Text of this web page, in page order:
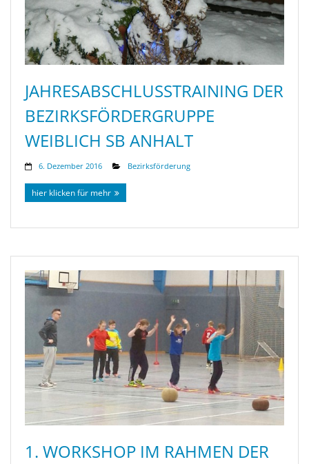
JAHRESABSCHLUSSTRAINING DER
BEZIRKSFÖRDERGRUPPE
WEIBLICH SB ANHALT
6. Dezember 2016 Bezirksförderung
hier klicken für mehr
1. WORKSHOP IM RAHMEN DER